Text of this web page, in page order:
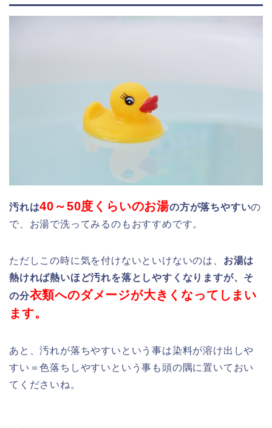
汚れは40～50度くらいのお湯の方が落ちやすいの
で、お湯で洗ってみるのもおすすめです。
ただしこの時に気を付けないといけないのは、 お湯は
熱ければ熱いほど汚れを落としやすくなりますが、そ
の分衣類へのダメージが大きくなってしまい
ます。
あと、汚れが落ちやすいという事は染料が溶け出しや
すい＝色落ちしやすいという事も頭の隅に置いておい
てくださいね。